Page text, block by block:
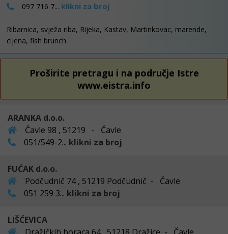
097 716 7... klikni za broj
Ribarnica, svježa riba, Rijeka, Kastav, Martinkovac, marende,
cijena, fish brunch
Proširite pretragu i na područje Istre
www.eistra.info
ARANKA d.o.o.
Čavle 98 , 51219 - Čavle
051/549-2... klikni za broj
FUĆAK d.o.o.
Podčudnič 74 , 51219 Podčudnič - Čavle
051 259 3... klikni za broj
LIŠĆEVICA